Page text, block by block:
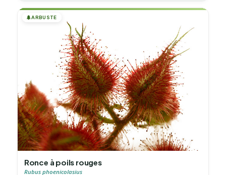
🌲ARBUSTE
Ronce à poils rouges
Rubus phoenicolasius